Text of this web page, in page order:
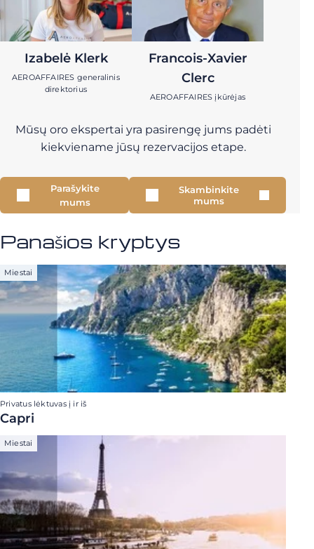
Izabelė Klerk
AEROAFFAIRES generalinis
direktorius
Francois-Xavier
Clerc
AEROAFFAIRES įkūrėjas
Mūsų oro ekspertai yra pasirengę jums padėti
kiekviename jūsų rezervacijos etape.
Parašykite
mums
Skambinkite
mums
Panašios kryptys
Miestai
Privatus lėktuvas į ir iš
Capri
Miestai